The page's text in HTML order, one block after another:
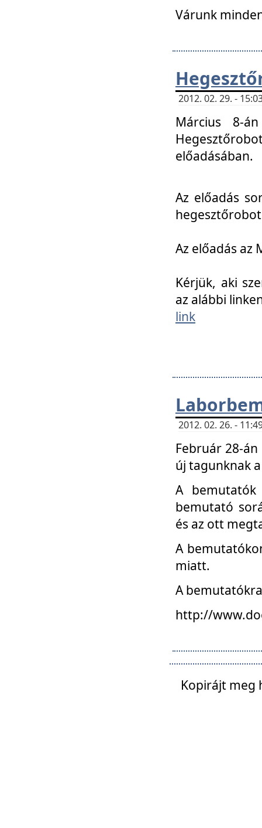
Várunk
2012. 02. 29. -
Március 8-
előadásában.
Az előadás
Az előadás az
Kérjük, aki
az alábbi
link
2012. 02. 26. -
Február 28-
új tagunknak
A
bemutató
és az ott
A
miatt.
A
http://
Kopirájt meg